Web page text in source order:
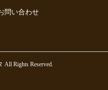
問い合わせ
Rights Reserved.